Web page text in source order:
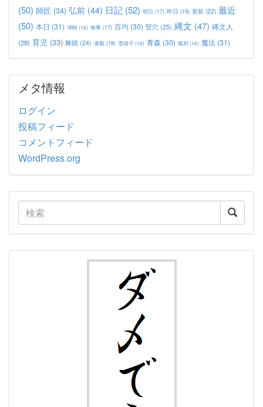
(50) 師匠 (34) 弘前 (44) 日記 (52) 明日 (17) 昨日 (19) 更新 (22) 最近
(50) 本日 (31) 津軽(16) 無事 (17) 百均 (30) 竪穴 (25) 縄文 (47) 縄文人
(28) 育児 (33) 舞踏 (24) 連載 (18) 雪雄子(16) 青森 (30) 風邪(16) 魔法 (31)
メタ情報
ログイン
投稿フィード
コメントフィード
WordPress.org